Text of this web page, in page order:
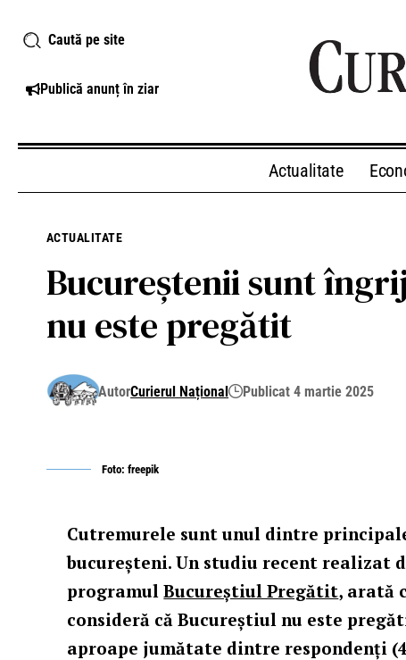
Caută pe site
Publică anunț în ziar
Actualitate
ACTUALITATE
Bucureștenii sunt
nu este pregătit
AutorCurierul Național Publicat 4 martie 2025
Foto: freepik
Cutremurele sunt unul dintre
bucureșteni. Un studiu recent realizat
programulBucureștiul Pregătit, arată
consideră că Bucureștiul nu este
aproape jumătate dintre respondenți